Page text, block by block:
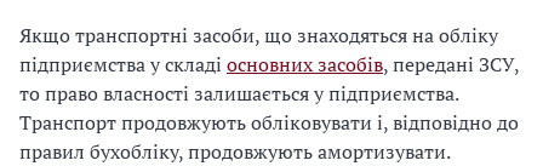
Якщо транспортні засоби, що знаходяться на обліку
підприємства у складі основних засобів, передані ЗСУ,
то право власності залишається у підприємства.
Транспорт продовжують обліковувати і, відповідно до
правил бухобліку, продовжують амортизувати.